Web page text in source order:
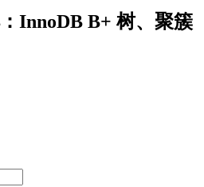
InnoDB B+ 树、聚簇